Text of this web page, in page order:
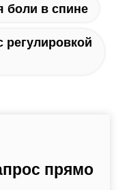
боли в спине
регулировкой
прямо